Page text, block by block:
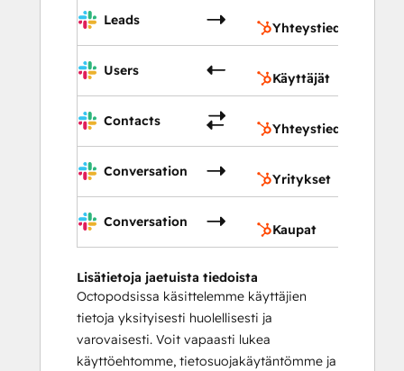
Leads
Yhteystiedot
Users
Käyttäjät
Contacts
Yhteystiedot
Conversation
Yritykset
Conversation
Kaupat
Lisätietoja jaetuista tiedoista
Octopodsissa käsittelemme käyttäjien
tietoja yksityisesti huolellisesti ja
varovaisesti. Voit vapaasti lukea
käyttöehtomme, tietosuojakäytäntömme ja